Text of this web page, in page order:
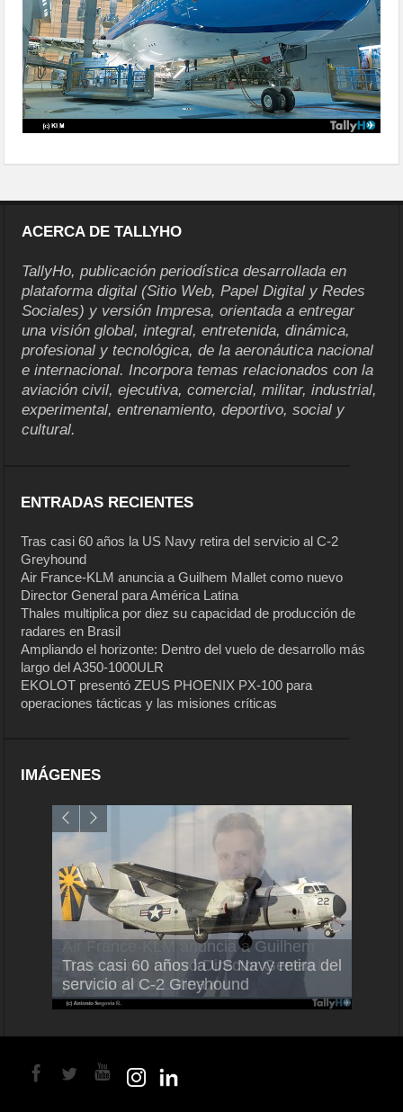
ACERCA DE TALLYHO
TallyHo, publicación periodística desarrollada en
plataforma digital (Sitio Web, Papel Digital y Redes
Sociales) y versión Impresa, orientada a entregar
una visión global, integral, entretenida, dinámica,
profesional y tecnológica, de la aeronáutica nacional
e internacional. Incorpora temas relacionados con la
aviación civil, ejecutiva, comercial, militar, industrial,
experimental, entrenamiento, deportivo, social y
cultural.
ENTRADAS RECIENTES
Tras casi 60 años la US Navy retira del servicio al C-2
Greyhound
Air France-KLM anuncia a Guilhem Mallet como nuevo
Director General para América Latina
Thales multiplica por diez su capacidad de producción de
radares en Brasil
Ampliando el horizonte: Dentro del vuelo de desarrollo más
largo del A350-1000ULR
EKOLOT presentó ZEUS PHOENIX PX-100 para
operaciones tácticas y las misiones críticas
IMÁGENES
Tras casi 60 años la US Navy retira del
servicio al C-2 Greyhound
Air France-KLM anuncia a Guilhem
Mallet como nuevo Director General
para América Latina